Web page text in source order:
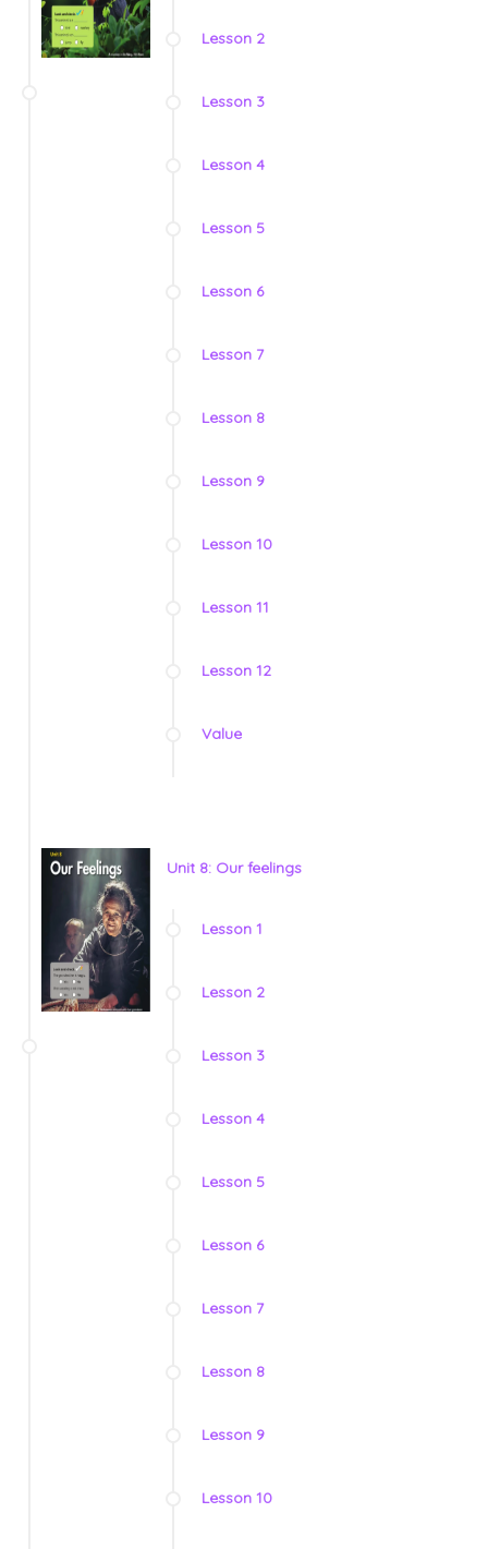
Lesson 2
Lesson 3
Lesson 4
Lesson 5
Lesson 6
Lesson 7
Lesson 8
Lesson 9
Lesson 10
Lesson 11
Lesson 12
Value
Unit 8: Our feelings
Lesson 1
Lesson 2
Lesson 3
Lesson 4
Lesson 5
Lesson 6
Lesson 7
Lesson 8
Lesson 9
Lesson 10